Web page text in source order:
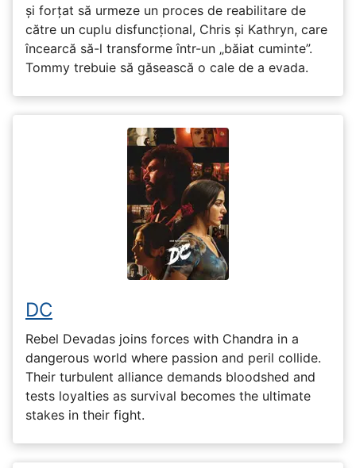
și forțat să urmeze un proces de reabilitare de
către un cuplu disfuncțional, Chris și Kathryn, care
încearcă să-l transforme într-un „băiat cuminte”.
Tommy trebuie să găsească o cale de a evada.
DC
Rebel Devadas joins forces with Chandra in a
dangerous world where passion and peril collide.
Their turbulent alliance demands bloodshed and
tests loyalties as survival becomes the ultimate
stakes in their fight.